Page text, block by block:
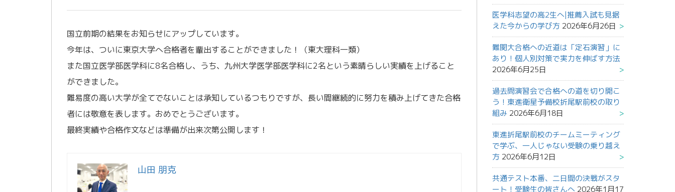
国立前期の結果をお知らせにアップしています。
今年は、ついに東京大学へ合格者を輩出することができました！（東大理科一類）
また国立医学部医学科に8名合格し、うち、九州大学医学部医学科に2名という素晴らしい実績を上げること
ができました。
難易度の高い大学が全てでないことは承知しているつもりですが、長い間継続的に努力を積み上げてきた合格
者には敬意を表します。おめでとうございます。
最終実績や合格作文などは準備が出来次第公開します！
山田 朋克
医学科志望の高2生へ|推薦入試も見据
えた今からの学び方 2026年6月26日
難関大合格への近道は「定石演習」に
あり！個人別対策で実力を伸ばす方法
2026年6月25日
過去問演習会で合格への道を切り開こ
う！東進衛星予備校折尾駅前校の取り
組み 2026年6月18日
東進折尾駅前校のチームミーティング
で学ぶ、一人じゃない受験の乗り越え
方 2026年6月12日
共通テスト本番、二日間の決戦がスタ
ート！受験生の皆さんへ 2026年1月17